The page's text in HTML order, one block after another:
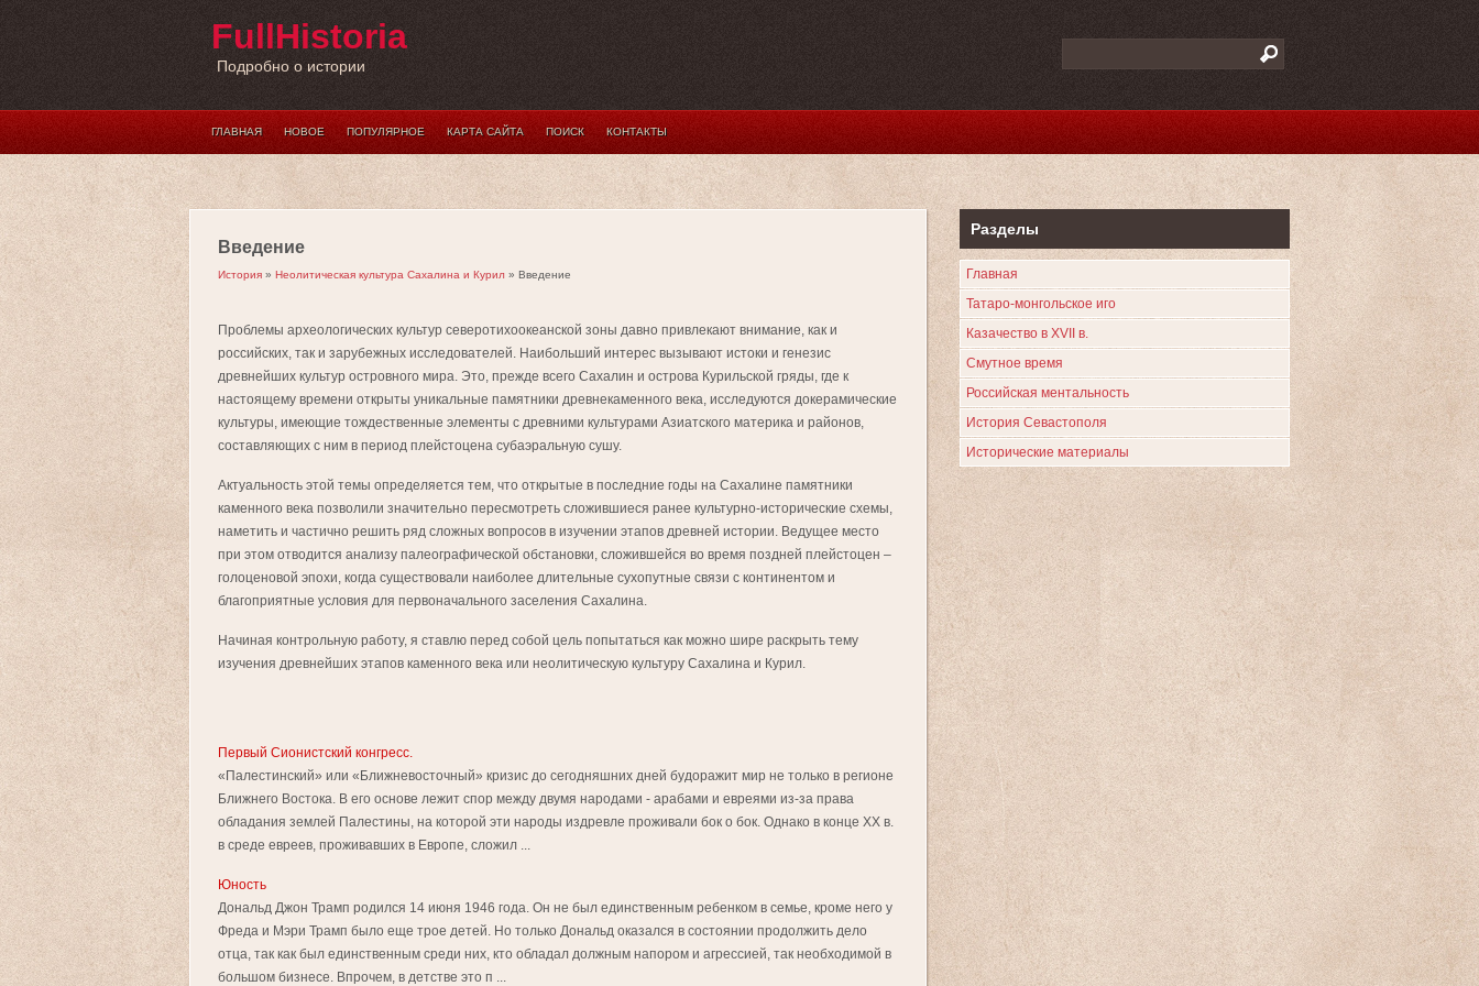
FullHistoria
Подробно о истории
ГЛАВНАЯ НОВОЕ ПОПУЛЯРНОЕ КАРТА САЙТА ПОИСК КОНТАКТЫ
Введение
История » Неолитическая культура Сахалина и Курил » Введение
Проблемы археологических культур северотихоокеанской зоны давно привлекают внимание, как и
российских, так и зарубежных исследователей. Наибольший интерес вызывают истоки и генезис
древнейших культур островного мира. Это, прежде всего Сахалин и острова Курильской гряды, где к
настоящему времени открыты уникальные памятники древнекаменного века, исследуются докерамические
культуры, имеющие тождественные элементы с древними культурами Азиатского материка и районов,
составляющих с ним в период плейстоцена субаэральную сушу.
Актуальность этой темы определяется тем, что открытые в последние годы на Сахалине памятники
каменного века позволили значительно пересмотреть сложившиеся ранее культурно-исторические схемы,
наметить и частично решить ряд сложных вопросов в изучении этапов древней истории. Ведущее место
при этом отводится анализу палеографической обстановки, сложившейся во время поздней плейстоцен –
голоценовой эпохи, когда существовали наиболее длительные сухопутные связи с континентом и
благоприятные условия для первоначального заселения Сахалина.
Начиная контрольную работу, я ставлю перед собой цель попытаться как можно шире раскрыть тему
изучения древнейших этапов каменного века или неолитическую культуру Сахалина и Курил.
Первый Сионистский конгресс.
«Палестинский» или «Ближневосточный» кризис до сегодняшних дней будоражит мир не только в регионе
Ближнего Востока. В его основе лежит спор между двумя народами - арабами и евреями из-за права
обладания землей Палестины, на которой эти народы издревле проживали бок о бок. Однако в конце XX в.
в среде евреев, проживавших в Европе, сложил ...
Юность
Дональд Джон Трамп родился 14 июня 1946 года. Он не был единственным ребенком в семье, кроме него у
Фреда и Мэри Трамп было еще трое детей. Но только Дональд оказался в состоянии продолжить дело
отца, так как был единственным среди них, кто обладал должным напором и агрессией, так необходимой в
большом бизнесе. Впрочем, в детстве это п ...
Разделы
Главная
Татаро-монгольское иго
Казачество в XVII в.
Смутное время
Российская ментальность
История Севастополя
Исторические материалы